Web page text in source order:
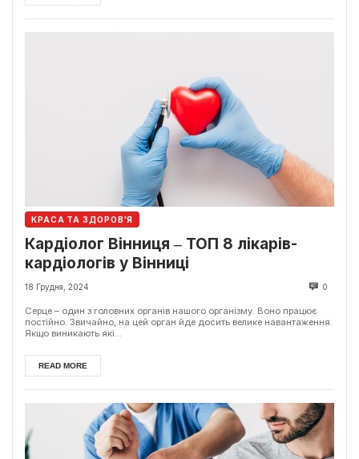
КРАСА ТА ЗДОРОВ'Я
Кардіолог Вінниця ‒ ТОП 8 лікарів-
кардіологів у Вінниці
18 Грудня, 2024 0
Серце – один з головних органів нашого організму. Воно працює
постійно. Звичайно, на цей орган йде досить велике навантаження.
Якщо виникають які...
READ MORE